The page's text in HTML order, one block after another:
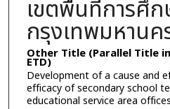
เขตพื้นที่การศึก
กรุงเทพมหานค
Other Title (Parallel Title
ETD)
Development of a cause and
efficacy of secondary school
educational service area offices